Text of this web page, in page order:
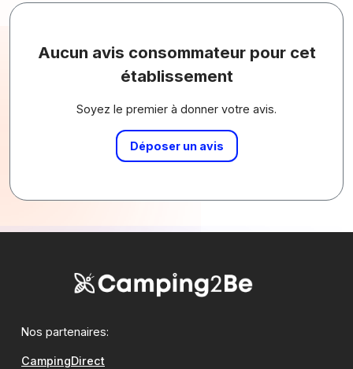
Aucun avis consommateur pour cet
établissement
Soyez le premier à donner votre avis.
Déposer un avis
Nos partenaires:
CampingDirect